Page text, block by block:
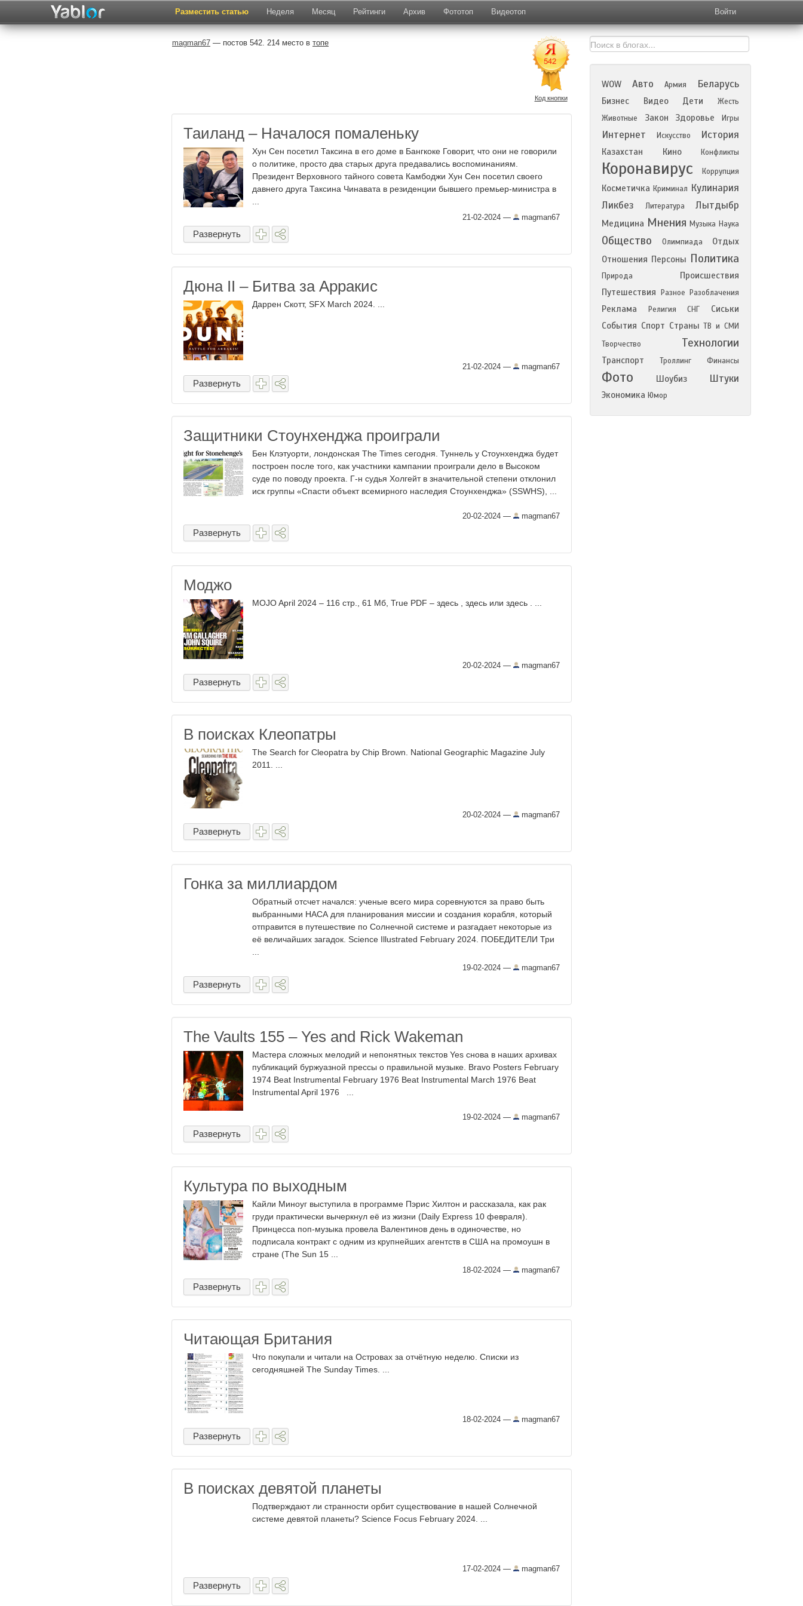
Разместить статью Неделя Месяц Рейтинги Архив Фототоп Видеотоп Войти
magman67 — постов 542. 214 место в топе
Код кнопки
Таиланд – Началося помаленьку
Хун Сен посетил Таксина в его доме в Бангкоке Говорит, что они не говорили
о политике, просто два старых друга предавались воспоминаниям.
Президент Верховного тайного совета Камбоджи Хун Сен посетил своего
давнего друга Таксина Чинавата в резиденции бывшего премьер-министра в
21-02-2024 — magman67
Развернуть
Дюна II – Битва за Арракис
Даррен Скотт, SFX March 2024. ...
21-02-2024 — magman67
Развернуть
Защитники Стоунхенджа проиграли
Бен Клэтуорти, лондонская The Times сегодня. Туннель у Стоунхенджа будет
построен после того, как участники кампании проиграли дело в Высоком
суде по поводу проекта. Г-н судья Холгейт в значительной степени отклонил
иск группы «Спасти объект всемирного наследия Стоунхенджа» (SSWHS), ...
20-02-2024 — magman67
Развернуть
Моджо
MOJO April 2024 – 116 стр., 61 Мб, True PDF – здесь , здесь или здесь . ...
20-02-2024 — magman67
Развернуть
В поисках Клеопатры
The Search for Cleopatra by Chip Brown. National Geographic Magazine July
2011. ...
20-02-2024 — magman67
Развернуть
Гонка за миллиардом
Обратный отсчет начался: ученые всего мира соревнуются за право быть
выбранными НАСА для планирования миссии и создания корабля, который
отправится в путешествие по Солнечной системе и разгадает некоторые из
её величайших загадок. Science Illustrated February 2024. ПОБЕДИТЕЛИ Три
19-02-2024 — magman67
Развернуть
The Vaults 155 – Yes and Rick Wakeman
Мастера сложных мелодий и непонятных текстов Yes снова в наших архивах
публикаций буржуазной прессы о правильной музыке. Bravo Posters February
1974 Beat Instrumental February 1976 Beat Instrumental March 1976 Beat
Instrumental April 1976 ...
19-02-2024 — magman67
Развернуть
Культура по выходным
Кайли Миноуг выступила в программе Пэрис Хилтон и рассказала, как рак
груди практически вычеркнул её из жизни (Daily Express 10 февраля).
Принцесса поп-музыка провела Валентинов день в одиночестве, но
подписала контракт с одним из крупнейших агентств в США на промоушн в
стране (The Sun 15 ...
18-02-2024 — magman67
Развернуть
Читающая Британия
Что покупали и читали на Островах за отчётную неделю. Списки из
сегодняшней The Sunday Times. ...
18-02-2024 — magman67
Развернуть
В поисках девятой планеты
Подтверждают ли странности орбит существование в нашей Солнечной
системе девятой планеты? Science Focus February 2024. ...
17-02-2024 — magman67
Развернуть
WOW Авто Армия Беларусь
Бизнес Видео Дети
Жесть
Животные
Закон Здоровье Игры
Интернет Искусство История
Казахстан Кино Конфликты
Коронавирус Коррупция
Косметичка Криминал Кулинария
Ликбез
Литература Лытдыбр
Медицина Мнения Музыка Наука
Общество Олимпиада
Отдых
Отношения Персоны Политика
Природа
Происшествия
Путешествия
Разное Разоблачения
Реклама Религия СНГ
Сиськи
События Спорт Страны ТВ и СМИ
Творчество
Технологии
Транспорт Троллинг Финансы
Фото Шоубиз Штуки
Экономика Юмор